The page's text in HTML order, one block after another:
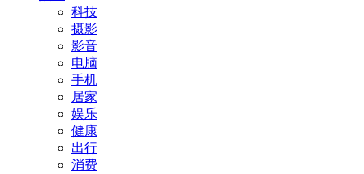
科技
摄影
影音
电脑
手机
居家
娱乐
健康
出行
消费